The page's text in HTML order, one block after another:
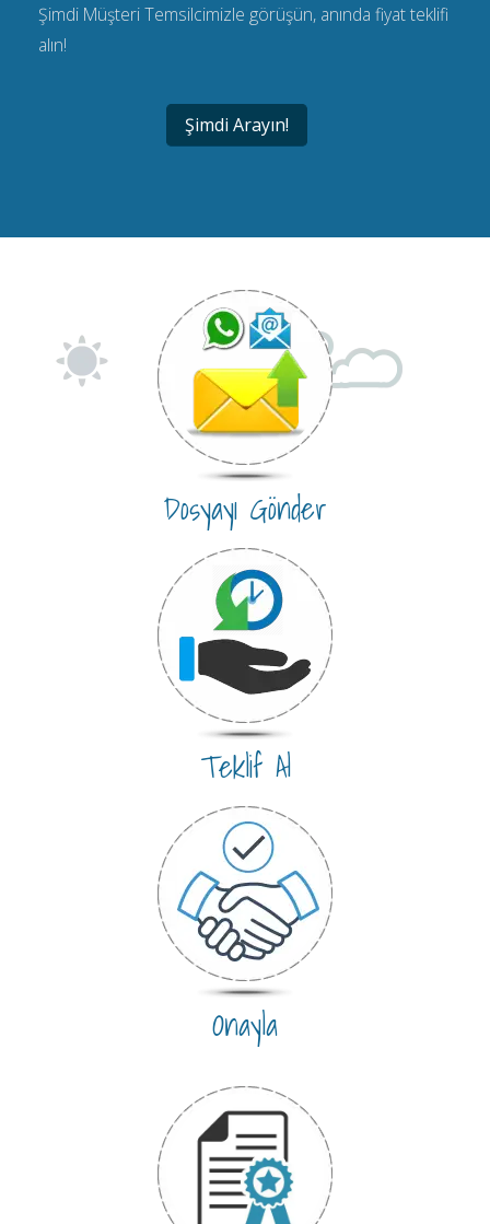
Şimdi Müşteri Temsilcimizle görüşün, anında fiyat teklifi
alın!
Şimdi Arayın!
Dosyayı Gönder
Teklif Al
Onayla